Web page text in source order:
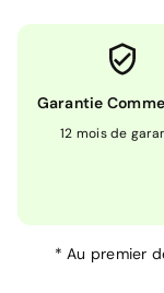
Garantie
12 mois de
*Au premier